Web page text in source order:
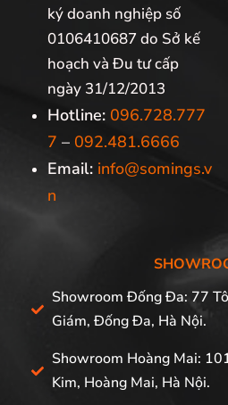
ký doanh nghiệp số
0106410687 do Sở kế
hoạch và Đu tư cấp
ngày 31/12/2013
Hotline: 096.728.777
7 – 092.481.6666
Email: info@somings.v
n
Showroom Đống Đa: 77
Giám, Đống Đa, Hà Nội.
Showroom Hoàng Mai:
Kim, Hoàng Mai, Hà Nội.